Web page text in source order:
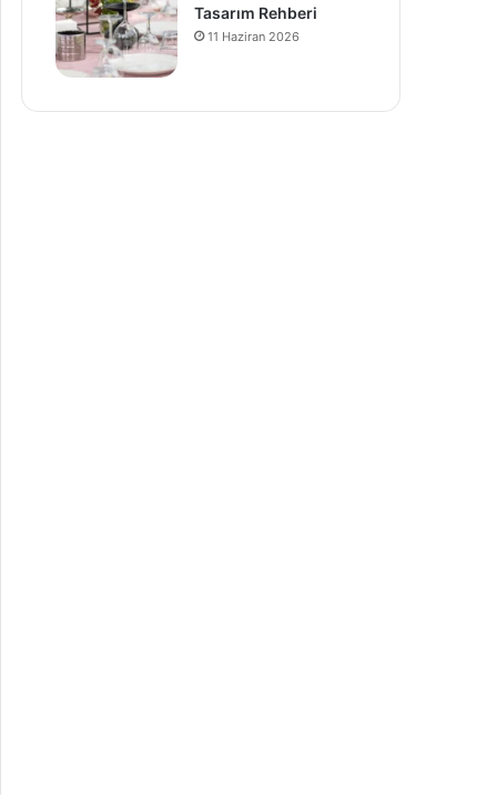
Tasarım Rehberi
11 Haziran 2026